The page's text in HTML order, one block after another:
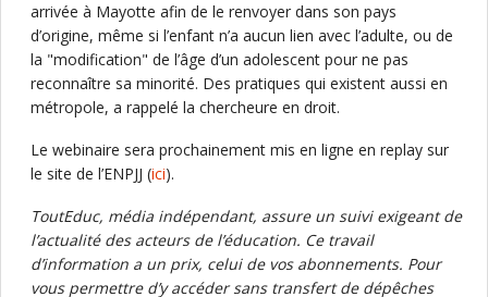
arrivée à Mayotte afin de le renvoyer dans son pays
d’origine, même si l’enfant n’a aucun lien avec l’adulte, ou de
la "modification" de l’âge d’un adolescent pour ne pas
reconnaître sa minorité. Des pratiques qui existent aussi en
métropole, a rappelé la chercheure en droit.
Le webinaire sera prochainement mis en ligne en replay sur
le site de l’ENPJJ (ici).
ToutEduc, média indépendant, assure un suivi exigeant de
l’actualité des acteurs de l’éducation. Ce travail
d’information a un prix, celui de vos abonnements. Pour
vous permettre d’y accéder sans transfert de dépêches